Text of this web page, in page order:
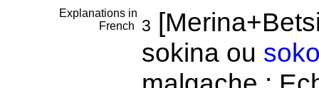
Explanations in
French
3
sokina ou